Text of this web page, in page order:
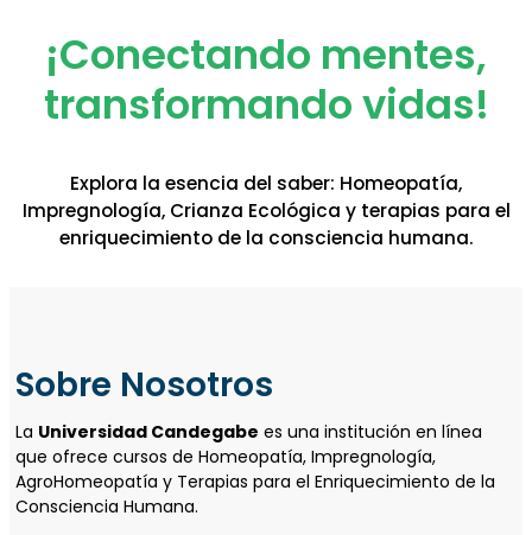
¡Conectando mentes,
transformando vidas!
Explora la esencia del saber: Homeopatía,
Impregnología, Crianza Ecológica y terapias para el
enriquecimiento de la consciencia humana.
Sobre Nosotros
La Universidad Candegabe es una institución en línea
que ofrece cursos de Homeopatía, Impregnología,
AgroHomeopatía y Terapias para el Enriquecimiento de la
Consciencia Humana.